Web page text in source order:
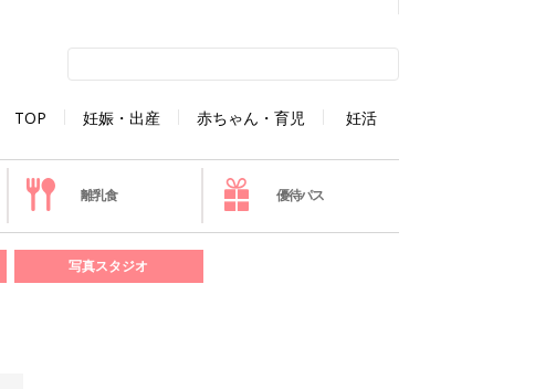
TOP 妊娠・出産 赤ちゃん・育児 妊活
離乳食 優待パス
写真スタジオ